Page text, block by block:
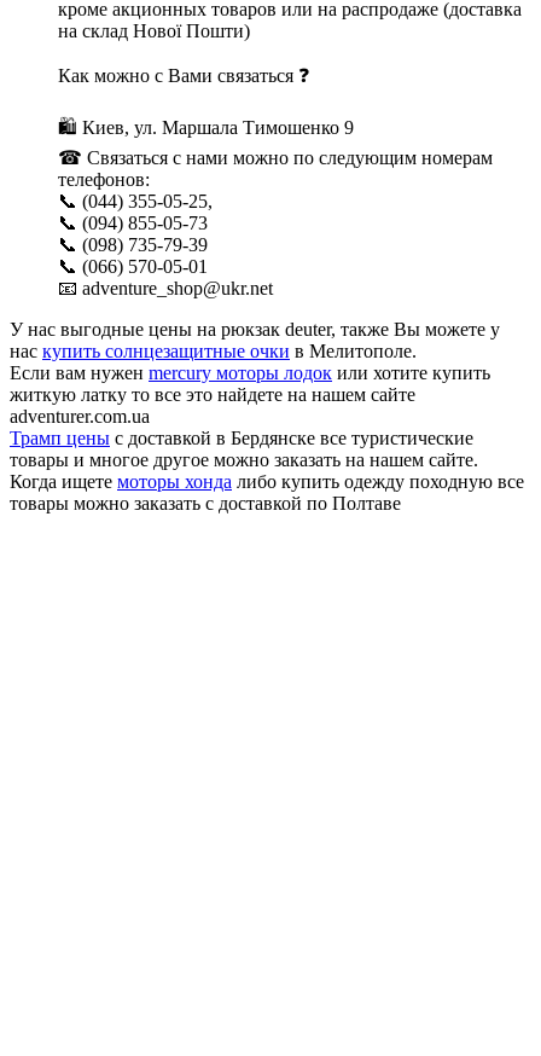
кроме акционных товаров или на распродаже (доставка
на склад Нової Пошти)
Как можно с Вами связаться ❓
🛍 Киев, ул. Маршала Тимошенко 9
☎ Связаться с нами можно по следующим номерам
телефонов:
📞 (044) 355-05-25,
📞 (094) 855-05-73
📞 (098) 735-79-39
📞 (066) 570-05-01
📧 adventure_shop@ukr.net
У нас выгодные цены на рюкзак deuter, также Вы можете у
нас купить солнцезащитные очки в Мелитополе.
Если вам нужен mercury моторы лодок или хотите купить
житкую латку то все это найдете на нашем сайте
adventurer.com.ua
Трамп цены с доставкой в Бердянске все туристические
товары и многое другое можно заказать на нашем сайте.
Когда ищете моторы хонда либо купить одежду походную все
товары можно заказать с доставкой по Полтаве